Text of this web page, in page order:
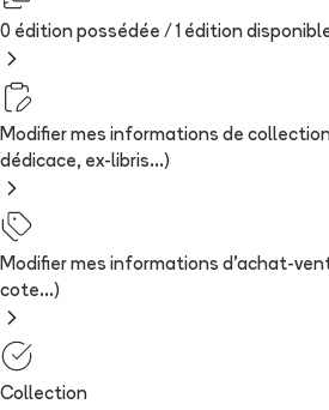
0 édition possédée / 1 édition
Modifier mes informations de
dédicace, ex-libris...)
Modifier mes informations d'achat-
cote...)
Collection